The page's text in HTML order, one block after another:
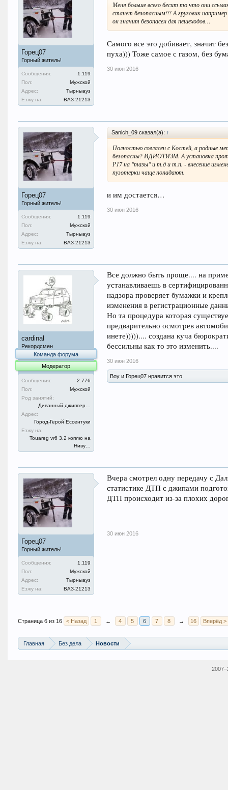
Горец07
Горный житель!
Сообщения:
1.119
Пол:
Мужской
Адрес:
Тырныауз
Езжу на:
ВАЗ-21213
Меня больше всего бесит то что они
станет безопасным!!! А грузовик
он значит безопасен для пешеходов…
Самого все это добивает, значит
пуха))) Тоже самое с газом, без
30 июн 2016
Горец07
Горный житель!
Сообщения:
1.119
Пол:
Мужской
Адрес:
Тырныауз
Езжу на:
ВАЗ-21213
Sanich_09 сказал(а): ↑
Полностью согласен с Костей, а родные
безопасны? ИДИОТИЗМ. А установка
Р17 на "тазы" и т.д и т.п. - внесение
пузотерки чаще попадают.
и им достается…
30 июн 2016
cardinal
Рекордсмен
Команда форума
Модератор
Сообщения:
2.776
Пол:
Мужской
Род занятий:
Диванный джиппер…
Адрес:
Город-Герой Ессентуки
Езжу на:
Touareg vr6 3.2 коплю на
Ниву…
Все должно быть проще.... на
устанавливаешь в
надзора проверяет бумажки и
изменения в регистрационные
Но та процедура которая
предварительно осмотрев
инете))))).... создана куча
бессильны как то это изменить....
30 июн 2016
Boy и Горец07 нравится это.
Горец07
Горный житель!
Сообщения:
1.119
Пол:
Мужской
Адрес:
Тырныауз
Езжу на:
ВАЗ-21213
Вчера смотрел одну передачу с
статистике ДТП с джипами
ДТП происходит из-за плохих
30 июн 2016
Страница 6 из 16 < Назад 1 ← 4 5 6 7 8 → 16 Вперёд >
Главная Без дела Новости
2007–